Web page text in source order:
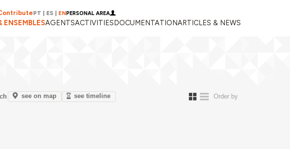
PT ES ENPERSONAL AREA
ENSEMBLESAGENTSACTIVITIESDOCUMENTATIONARTICLES & NEWS
see on map see timeline